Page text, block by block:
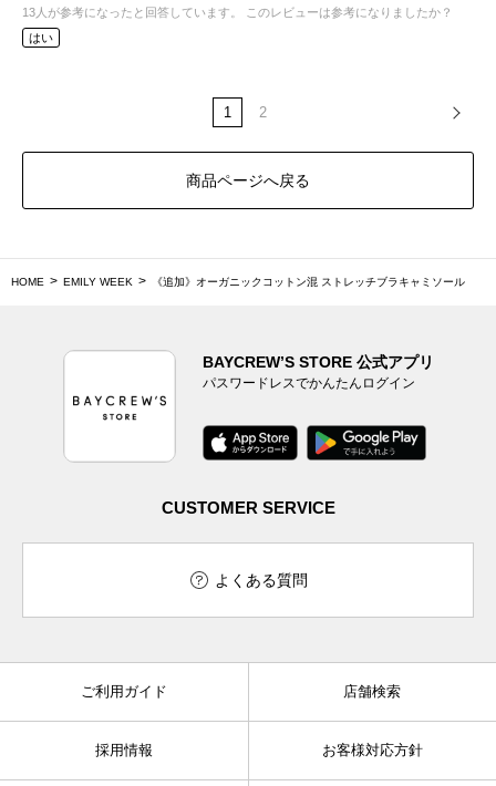
13 人が参考になったと回答しています。
このレビューは参考になりましたか？
はい
1 2
商品ページへ戻る
HOME EMILY WEEK 《追加》オーガニックコットン混 ストレッチブラキャミソール
BAYCREW’S STORE 公式アプリ
パスワードレスでかんたんログイン
CUSTOMER SERVICE
よくある質問
ご利用ガイド 店舗検索
採用情報 お客様対応方針